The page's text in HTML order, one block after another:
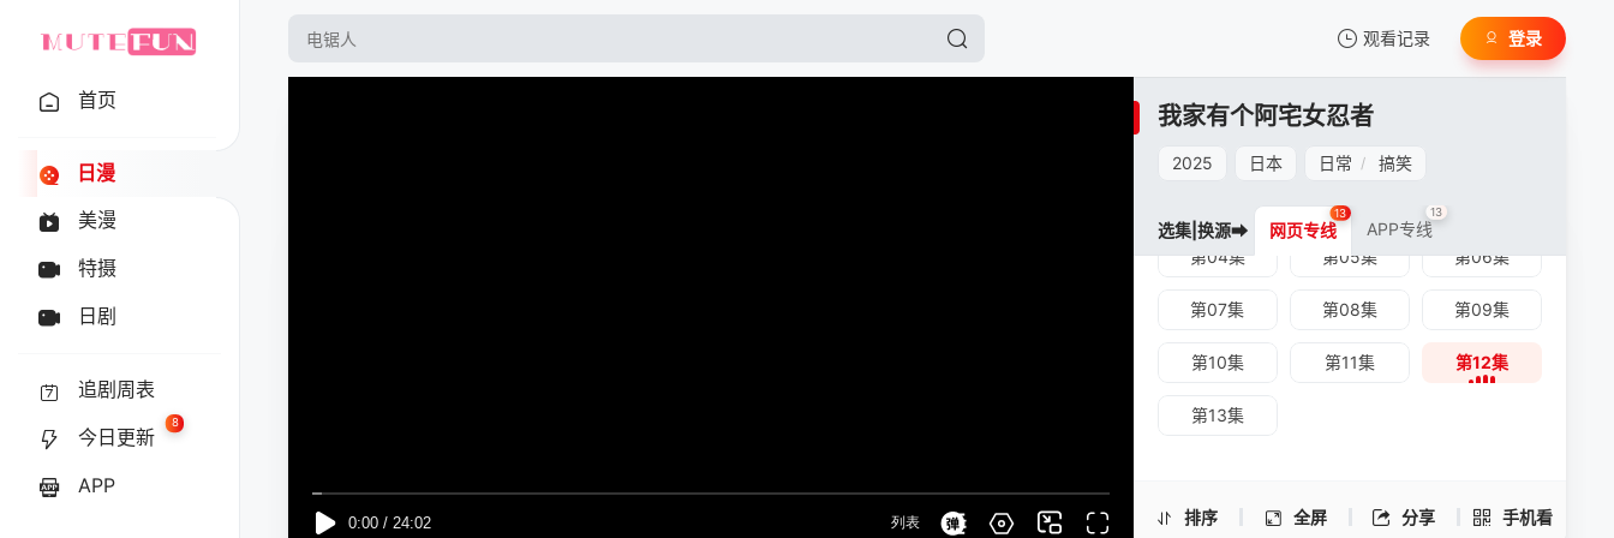
观看记录
我的观影记录
登录
首页
日漫
美漫
特摄
日剧
追剧周表
今日更新
8
APP
我家有个阿宅女忍者
2025 日本 日常 / 搞笑
排序 全屏 分享 手机看
手机扫一扫继续看
选集|换源➡ 网页专线
13
APP专线
13
第02集
第04集 第05集 第06集
第07集 第08集 第09集
第10集 第11集 第12集
第13集